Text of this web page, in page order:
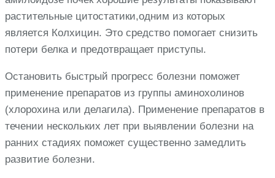
растительные цитостатики,одним из которых
является Колхицин. Это средство помогает снизить
потери белка и предотвращает приступы.
Остановить быстрый прогресс болезни поможет
применение препаратов из группы аминохолинов
(хлорохина или делагила). Применение препаратов в
течении нескольких лет при выявлении болезни на
ранних стадиях поможет существенно замедлить
развитие болезни.